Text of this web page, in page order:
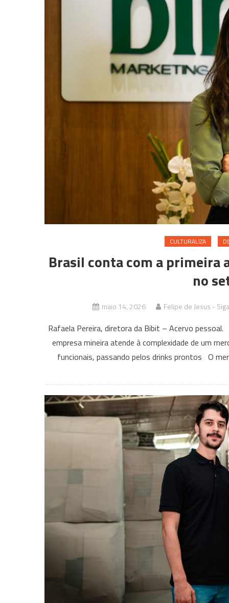
CULTURALIZA
Brasil conta com a primeira
no
maio 14, 2026 Felipe de Jesus -
Rafaela Pereira, diretora da Bibit – Acervo
empresa mineira atende à complexidade de um
funcionais, passando pelos drinks prontos O